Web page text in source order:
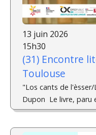
13 juin 2026
15h30
(31) Encontre
Toulouse
"Los cants de
Dupon ­ Le livre, paru